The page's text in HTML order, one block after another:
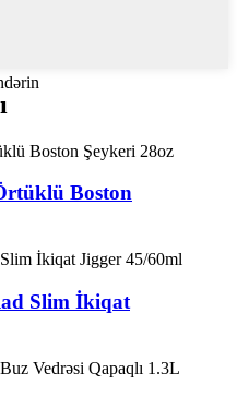
Boston
Slim İkiqat